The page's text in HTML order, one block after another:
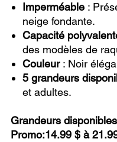
Imperméable :
neige fondante.
Capacité
des modèles de
Couleur: Noir
5 grandeurs
et adultes.
Grandeurs
Promo:14.99 $ à